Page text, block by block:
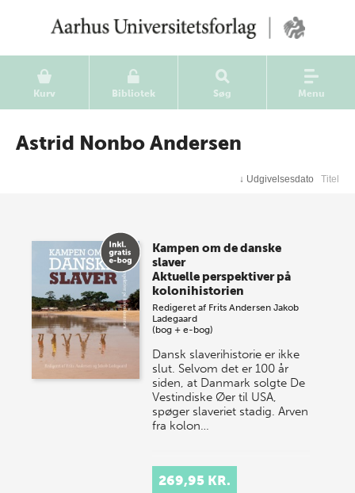
Kurv Bibliotek Søg Menu
Astrid Nonbo Andersen
↓ Udgivelsesdato Titel
Kampen om de danske
slaver
Aktuelle perspektiver på
kolonihistorien
Redigeret af Frits Andersen Jakob
Ladegaard
(bog + e-bog)
Dansk slaverihistorie er ikke
slut. Selvom det er 100 år
siden, at Danmark solgte De
Vestindiske Øer til USA,
spøger slaveriet stadig. Arven
fra kolon…
269,95 KR.